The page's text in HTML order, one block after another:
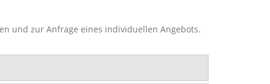
und zur Anfrage eines individuellen Angebots.